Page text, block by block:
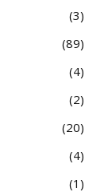
3
89
4
2
20
4
1